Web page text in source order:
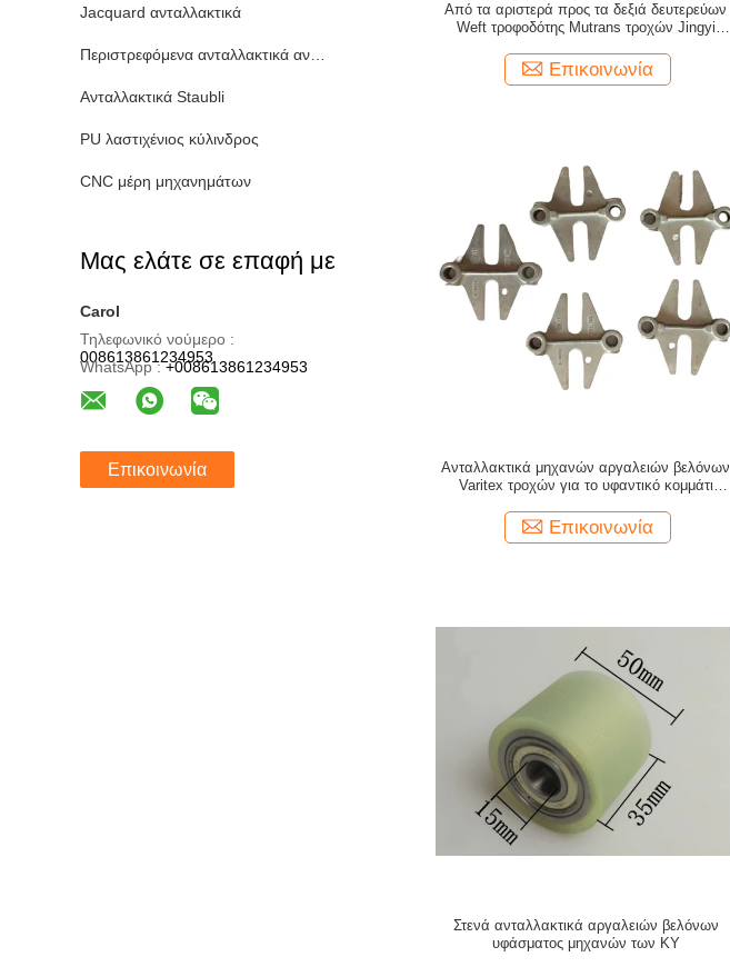
Jacquard ανταλλακτικά
Περιστρεφόμενα ανταλλακτικά ανοικτών τελών
Ανταλλακτικά Staubli
PU λαστιχένιος κύλινδρος
CNC μέρη μηχανημάτων
Μας ελάτε σε επαφή με
Carol
Τηλεφωνικό νούμερο :
008613861234953
WhatsApp :+008613861234953
Επικοινωνία
Από τα αριστερά προς τα δεξιά δευτερεύων
Weft τροφοδότης Mutrans τροχών Jingyi
αργαλειών βελόνων
Επικοινωνία
Ανταλλακτικά μηχανών αργαλειών βελόνων
Varitex τροχών για το υφαντικό κομμάτι
Επικοινωνία
Στενά ανταλλακτικά αργαλειών βελόνων
υφάσματος μηχανών των KY